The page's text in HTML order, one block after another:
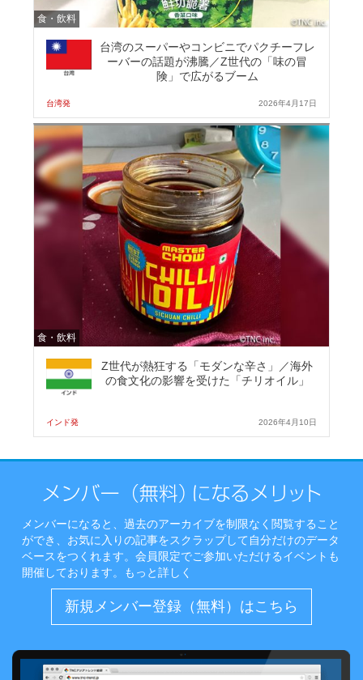
食・飲料
台湾のスーパーやコンビニでパクチーフレ
ーバーの話題が沸騰／Z世代の「味の冒
険」で広がるブーム
台湾発 2026年4月17日
食・飲料
Z世代が熱狂する「モダンな辛さ」／海外
の食文化の影響を受けた「チリオイル」
インド発 2026年4月10日
メンバーになると、過去のアーカイブを制限なく閲覧すること
ができ、お気に入りの記事をスクラップして自分だけのデータ
ベースをつくれます。会員限定でご参加いただけるイベントも
開催しております。
もっと詳しく
新規メンバー登録（無料）はこちら